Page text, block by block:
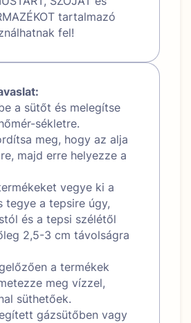
tartalmazó
fel!
a sütőt és melegítse
sékletre.
meg, hogy az alja
majd erre helyezze a
vegye ki a
tegye a tepsire úgy,
és a tepsi szélétől
2,5-3 cm távolságra
a termékek
meg vízzel,
süthetőek.
gázsütőben vagy